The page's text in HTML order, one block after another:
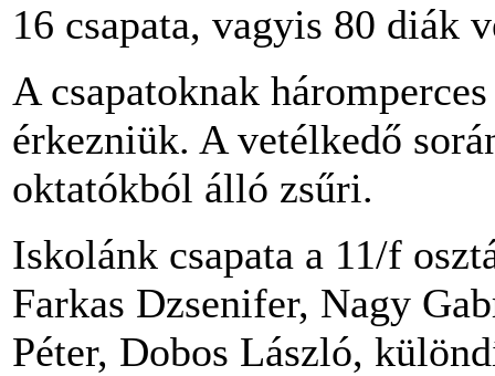
16 csapata, vagyis 80 diák
A csapatoknak
érkezniük. A vetélkedő
oktatókból álló zsűri.
Iskolánk csapata a 11/f
Farkas Dzsenifer, Nagy
Péter, Dobos László,